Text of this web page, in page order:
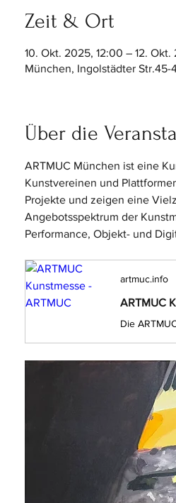
Zeit & Ort
10. Okt. 2025, 12:00 – 12. Okt.
München, Ingolstädter
Über die
ARTMUC München ist eine
Kunstvereinen und
Projekte und zeigen eine
Angebotsspektrum der
Performance, Objekt- und
artmuc.info
ARTMUC